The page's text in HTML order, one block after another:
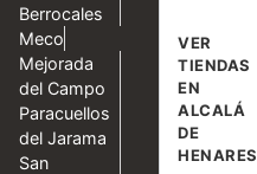
Berrocales
Meco
Mejorada
del Campo
Paracuellos
del Jarama
San
VER
TIENDAS
EN
ALCALÁ
DE
HENARES